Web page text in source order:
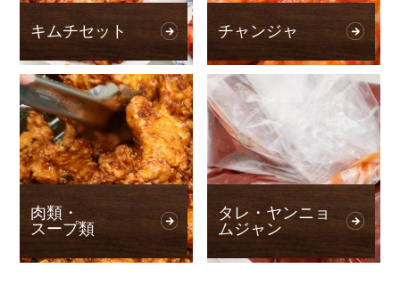
キムチセット チャンジャ
肉類・
スープ類
タレ・ヤンニョ
ムジャン